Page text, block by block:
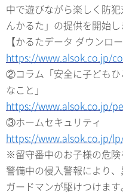
中で遊びながら楽しく防
んかるた」の提供を開始し
【かるたデータ ダウンロ
https://www.alsok.co.jp/
②コラム「安全に子ども
なこと」
https://www.alsok.co.jp/
③ホームセキュリティ
https://www.alsok.co.jp/
※留守番中のお子様の危
警備中の侵入警報により
ガードマンが駆けつけます